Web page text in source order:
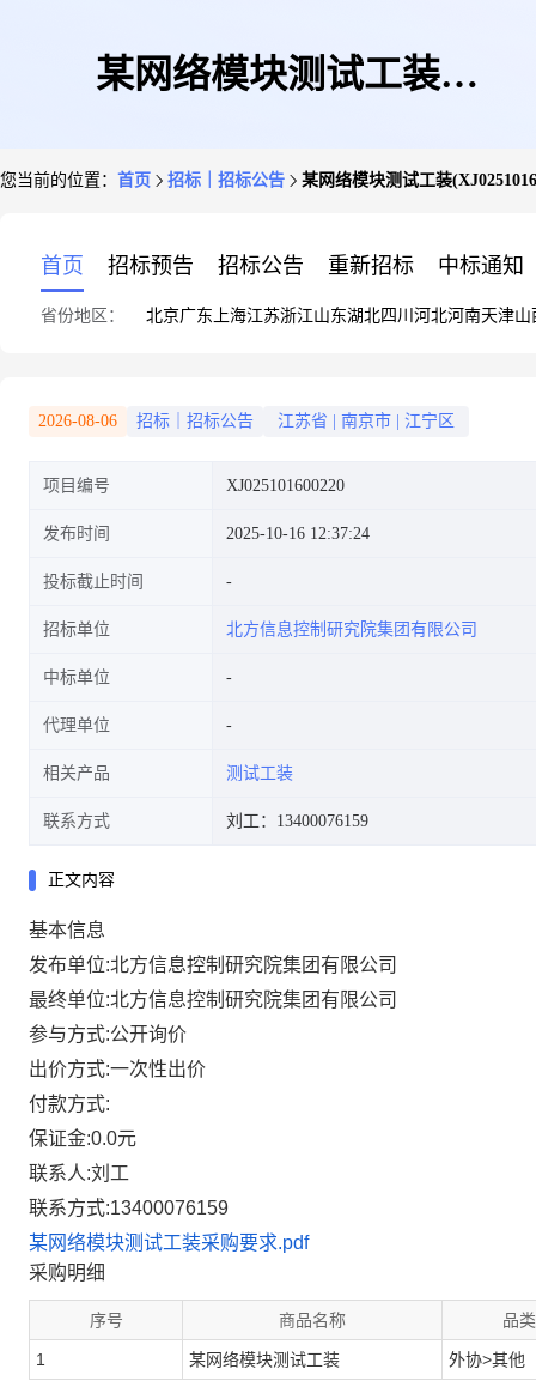
某网络模块测试工装
您当前的位置： 首页 招标｜招标公告 某网络模块测试工装
首页 招标预告 招标公告 重新招标 中标通知
省份地区： 北京广东 上海江苏浙江山东湖北四川 河北河南天津山
2026-08-06 招标｜招标公告 江苏省 南京市 江宁区
项目编号 XJ025101600220
发布时间 2025-10-16 12:37:24
投标截止时间
招标单位 北方信息控制研究院集团有限公司
中标单位
代理单位
相关产品 测试工装
联系方式 刘工：13400076159
正文内容
基本信息
发布单位:北方信息控制研究院集团有限公司
最终单位:北方信息控制研究院集团有限公司
参与方式:公开询价
出价方式:一次性出价
付款方式:
保证金:0.0元
联系人:刘工
联系方式:13400076159
某网络模块测试工装采购要求.pdf
采购明细
序号 商品名称 品类
1 某网络模块测试工装 外协>其他